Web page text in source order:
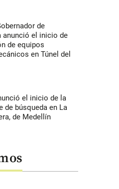
de
anunció el inicio de
de equipos
en Túnel del
el inicio de la
de búsqueda en La
de Medellín